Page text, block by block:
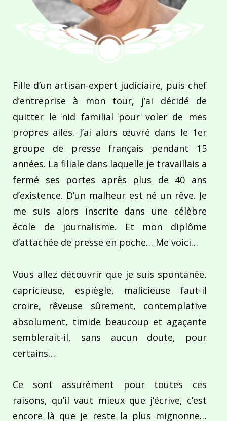
Fille d’un artisan-expert judiciaire, puis chef
d’entreprise à mon tour, j’ai décidé de
quitter le nid familial pour voler de mes
propres ailes. J’ai alors œuvré dans le 1er
groupe de presse français pendant 15
années. La filiale dans laquelle je travaillais a
fermé ses portes après plus de 40 ans
d’existence. D’un malheur est né un rêve. Je
me suis alors inscrite dans une célèbre
école de journalisme. Et mon diplôme
d’attachée de presse en poche… Me voici…
Vous allez découvrir que je suis spontanée,
capricieuse, espiègle, malicieuse faut-il
croire, rêveuse sûrement, contemplative
absolument, timide beaucoup et agaçante
semblerait-il, sans aucun doute, pour
certains…
Ce sont assurément pour toutes ces
raisons, qu’il vaut mieux que j’écrive, c’est
encore là que je reste la plus mignonne…